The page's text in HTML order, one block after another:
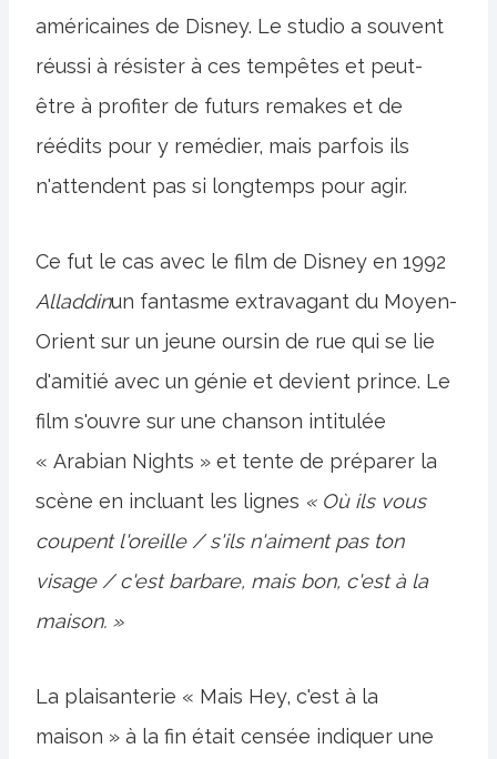
américaines de Disney. Le studio a souvent
réussi à résister à ces tempêtes et peut-
être à profiter de futurs remakes et de
réédits pour y remédier, mais parfois ils
n'attendent pas si longtemps pour agir.
Ce fut le cas avec le film de Disney en 1992
Alladdinun fantasme extravagant du Moyen-
Orient sur un jeune oursin de rue qui se lie
d'amitié avec un génie et devient prince. Le
film s'ouvre sur une chanson intitulée
« Arabian Nights » et tente de préparer la
scène en incluant les lignes « Où ils vous
coupent l'oreille / s'ils n'aiment pas ton
visage / c'est barbare, mais bon, c'est à la
maison. »
La plaisanterie « Mais Hey, c'est à la
maison » à la fin était censée indiquer une